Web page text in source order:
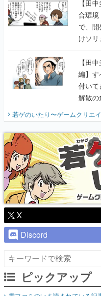
【田
合環
で、
けソ
に行っ
【田
編】す
付い
解散の
開く
『少
り】
若ゲのいたり〜ゲームクリエ
X
Discord
ピックアップ